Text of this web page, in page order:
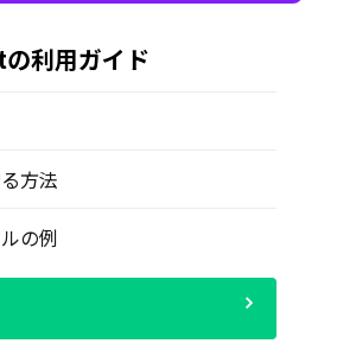
利用ガイド
方法
の例